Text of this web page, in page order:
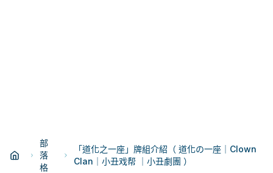
部
落
格
「道化之一座」牌組介紹（ 道化の一座｜Clown
Clan｜小丑戏帮 ｜小丑劇團 ）